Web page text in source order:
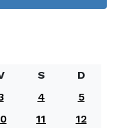
S
D
4
5
11
12